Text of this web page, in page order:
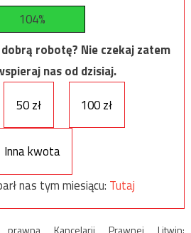
104%
robotę? Nie czekaj zatem
nas od dzisiaj.
50 zł 100 zł
Inna kwota
nas tym miesiącu: Tutaj
Kancelarii Prawnej Litwin: